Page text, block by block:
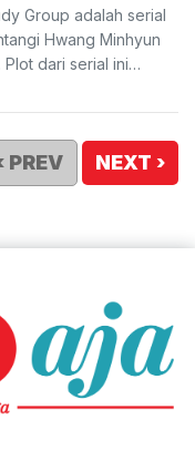
Group adalah serial
Hwang Minhyun
dari serial ini
PREV NEXT ›